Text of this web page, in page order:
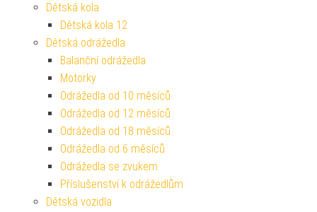
Dětská kola
Dětská kola 12
Dětská odrážedla
Balanční odrážedla
Motorky
Odrážedla od 10 měsíců
Odrážedla od 12 měsíců
Odrážedla od 18 měsíců
Odrážedla od 6 měsíců
Odrážedla se zvukem
Příslušenství k odrážedlům
Dětská vozidla